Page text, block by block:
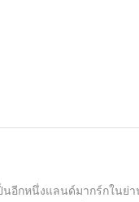
นอีกหนึ่งแลนด์มากร์กในย่